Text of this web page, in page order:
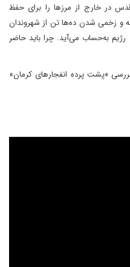
در خارج از مرزها را برای حفظ
و زخمی شدن ده‌ها تن از شهروندان
رژیم به‌حساب می‌آید. چرا باید حاضر
«پشت پرده انفجارهای کرمان»